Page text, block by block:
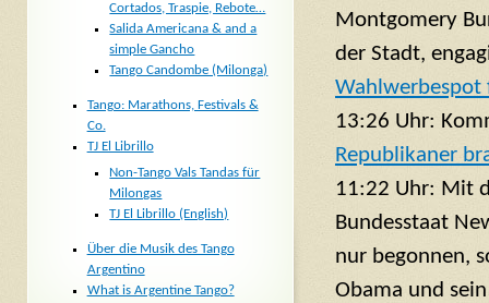
Montgomery
der Stadt,
Wahlwerbespot
13:26 Uhr:
Republikaner
11:22 Uhr: Mit
Bundesstaat
nur begonnen,
Obama und
Cortados, Traspie, Rebote…
Salida Americana & and a
simple Gancho
Tango Candombe (Milonga)
Tango: Marathons, Festivals &
Co.
TJ El Librillo
Non-Tango Vals Tandas für
Milongas
TJ El Librillo (English)
Über die Musik des Tango
Argentino
What is Argentine Tango?